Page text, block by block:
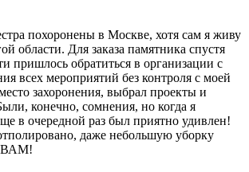
похоронены в Москве, хотя сам я живу
области. Для заказа памятника спустя
пришлось обратиться в организации с
всех мероприятий без контроля с моей
захоронения, выбрал проекты и
конечно, сомнения, но когда я
в очередной раз был приятно удивлен!
даже небольшую уборку
ВАМ!